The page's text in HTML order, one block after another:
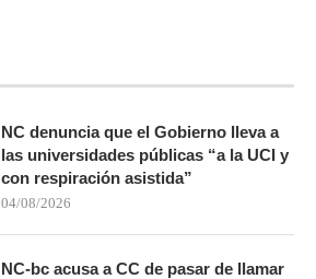
NC denuncia que el Gobierno lleva a
las universidades públicas “a la UCI y
con respiración asistida”
04/08/2026
NC-bc acusa a CC de pasar de llamar